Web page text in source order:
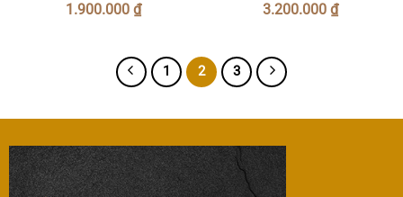
1.900.000 ₫ 3.200.000 ₫
1 2 3